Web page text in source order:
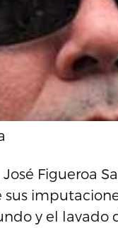
Figueroa
sus
y el lavado